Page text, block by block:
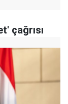
çağrısı